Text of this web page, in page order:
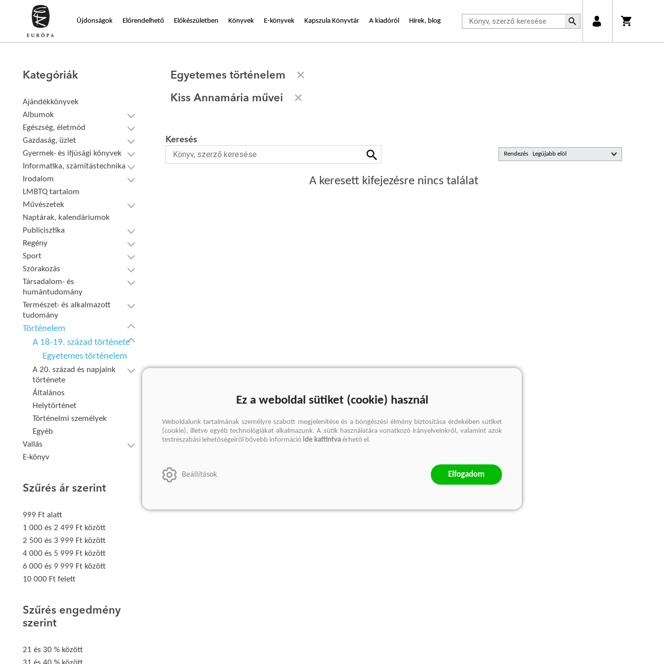
Újdonságok Előrendelhető Előkészületben Könyvek E-könyvek Kapszula Könyvtár A kiadóról Hírek, blog
Kategóriák
Ajándékkönyvek
Albumok
Egészség, életmód
Gazdaság, üzlet
Gyermek- és ifjúsági könyvek
Informatika, számítástechnika
Irodalom
LMBTQ tartalom
Művészetek
Naptárak, kalendáriumok
Publicisztika
Regény
Sport
Szórakozás
Társadalom- és
humántudomány
Természet- és alkalmazott
tudomány
Történelem
A 18-19. század története
Egyetemes történelem
A 20. század és napjaink
története
Általános
Helytörténet
Történelmi személyek
Egyéb
Vallás
E-könyv
Szűrés ár szerint
999 Ft alatt
1 000 és 2 499 Ft között
2 500 és 3 999 Ft között
4 000 és 5 999 Ft között
6 000 és 9 999 Ft között
10 000 Ft felett
Szűrés engedmény
szerint
21 és 30 % között
Egyetemes történelem
Kiss Annamária művei
Rendezés
Keresés
A keresett kifejezésre nincs találat
Ez a weboldal sütiket (cookie) használ
Weboldalunk tartalmának személyre szabott megjelenítése és a böngészési élmény biztosítása érdekében sütiket
(cookie), illetve egyéb technológiákat alkalmazunk. A sütik használatára vonatkozó irányelveinkről, valamint azok
testreszabási lehetőségeiről bővebb információ ide kattintva érhető el.
Beállítások Elfogadom